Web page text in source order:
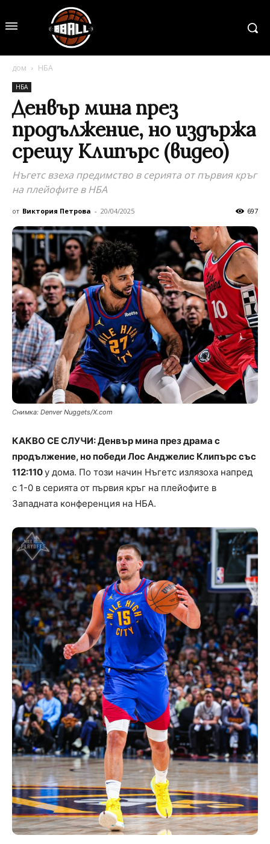
дом НБА
НБА
Денвър мина през
продължение, но издържа
срещу Клипърс (видео)
Нъгетс взеха предимство в серията от първия кръг
на плейофите в НБА
от Виктория Петрова - 20/04/2025 697
Снимка: Denver Nuggets/X.com
КАКВО СЕ СЛУЧИ: Денвър мина през драма с
продължение, но победи Лос Анджелис Клипърс със
112:110у дома. По този начин Нъгетс излязоха напред
с 1-0 в серията от първия кръг на плейофите в
Западната конференция на НБА.